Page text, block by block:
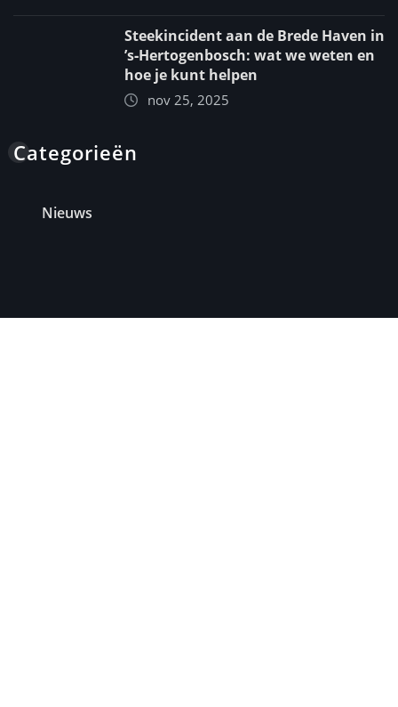
Steekincident aan de Brede Haven in
’s‑Hertogenbosch: wat we weten en
hoe je kunt helpen
nov 25, 2025
Categorieën
Nieuws